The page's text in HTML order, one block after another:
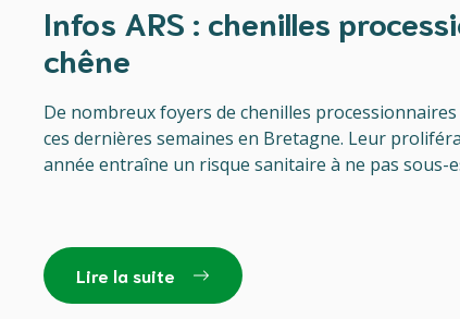
Infos ARS : chenilles
chêne
De nombreux foyers de chenilles
ces dernières semaines en Bretagne. Leur
année entraîne un risque sanitaire à ne pas sous-
Lire la suite